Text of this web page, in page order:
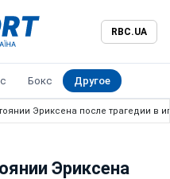
RBC.UA
Бокс Другое
Эриксена после трагедии в
Эриксена